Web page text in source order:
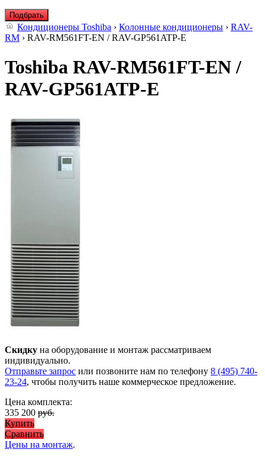
Подбрать
Кондиционеры Toshiba › Колонные кондиционеры › RAV-
RM › RAV-RM561FT-EN / RAV-GP561ATP-E
Toshiba RAV-RM561FT-EN /
RAV-GP561ATP-E
Скидку на оборудование и монтаж рассматриваем
индивидуально.
Отправьте запрос или позвоните нам по телефону 8 (495) 740-
23-24, чтобы получить наше коммерческое предложение.
Цена комплекта:
335 200 руб.
Купить
Сравнить
Цены на монтаж.